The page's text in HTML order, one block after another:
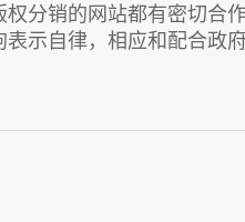
分销的网站都有密切合
示自律，相应和配合政